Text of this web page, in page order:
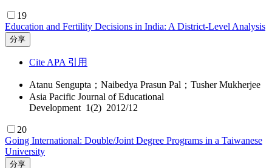
19
Education and Fertility Decisions in India: A District-Level Analysis
分享
Cite APA 引用
Atanu Sengupta；Naibedya Prasun Pal；Tusher Mukherjee
Asia Pacific Journal of Educational
Development 1(2) 2012/12
20
Going International: Double/Joint Degree Programs in a Taiwanese
University
分享